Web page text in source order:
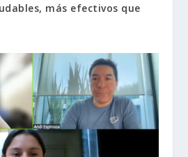
más efectivos que